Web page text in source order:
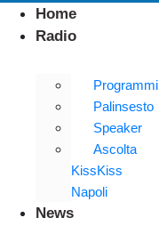
Home
Radio
Programmi
Palinsesto
Speaker
Ascolta
KissKiss
Napoli
News